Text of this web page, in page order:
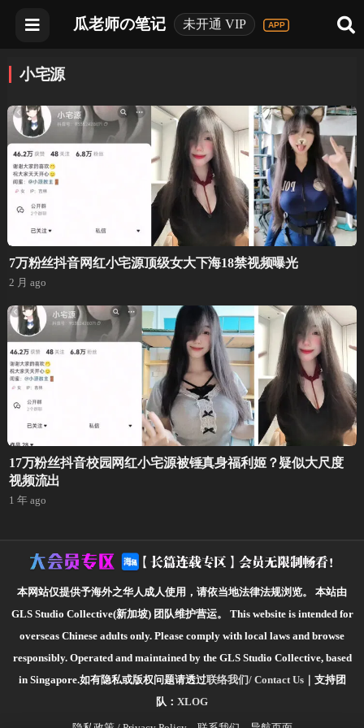
瓜老师の笔记 未开通 VIP
小宅源
7万粉丝抖音网红小宅源顶级女大下海18禁视频曝光
2 月 ago
17万粉丝抖音校园网红小宅源被锤真身福利姬？疑似大尺度
视频流出
1 年 ago
本网站仅提供予海外之华人成人使用，请依当地法律法规浏览。
本站由
GLS Studio Collective(新加坡) 团队维护营运。
This website is intended for
overseas Chinese adults only. Please comply with local laws and browse
responsibly. Operated and maintained by the GLS Studio Collective, based
in Singapore.如有隐私或版权问题请透过联络我们/ Contact Us｜支持团
队： XLOG